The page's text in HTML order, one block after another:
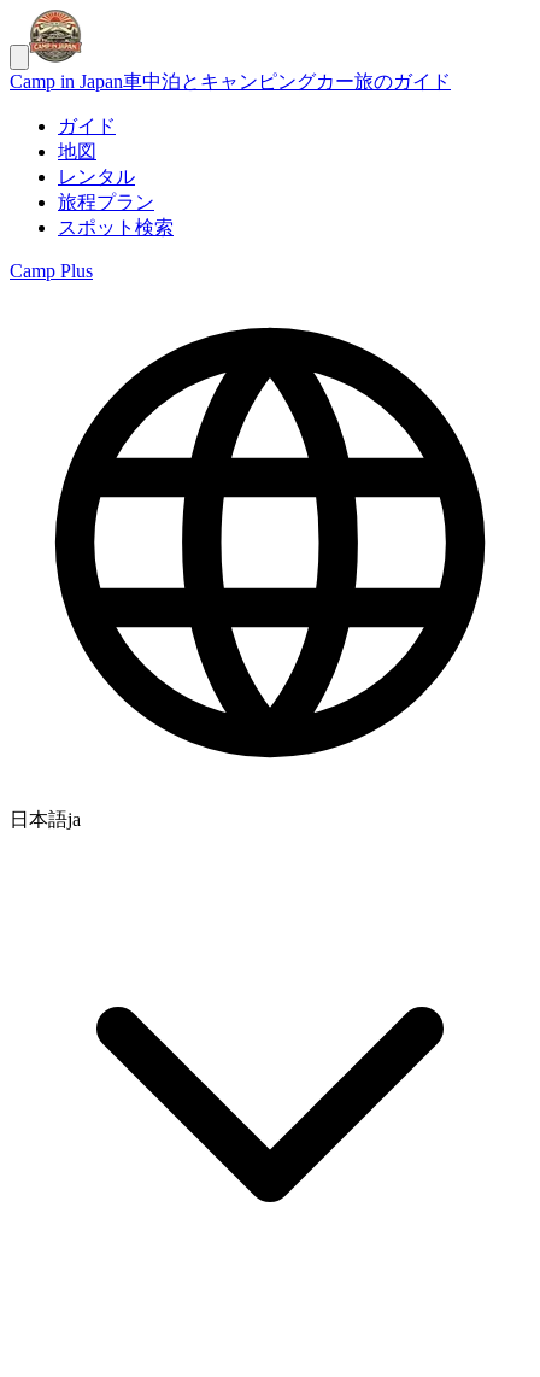
Camp in Japan車中泊とキャンピングカー旅のガイド
ガイド
地図
レンタル
旅程プラン
スポット検索
Camp Plus
日本語ja